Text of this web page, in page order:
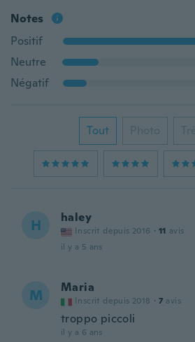
Notes
Positif
Neutre
Négatif
Tout Photo
H haley
Inscrit depuis 2016 · 11 avis
il y a 5 ans
M Maria
Inscrit depuis 2018 · 7 avis
troppo piccoli
il y a 6 ans